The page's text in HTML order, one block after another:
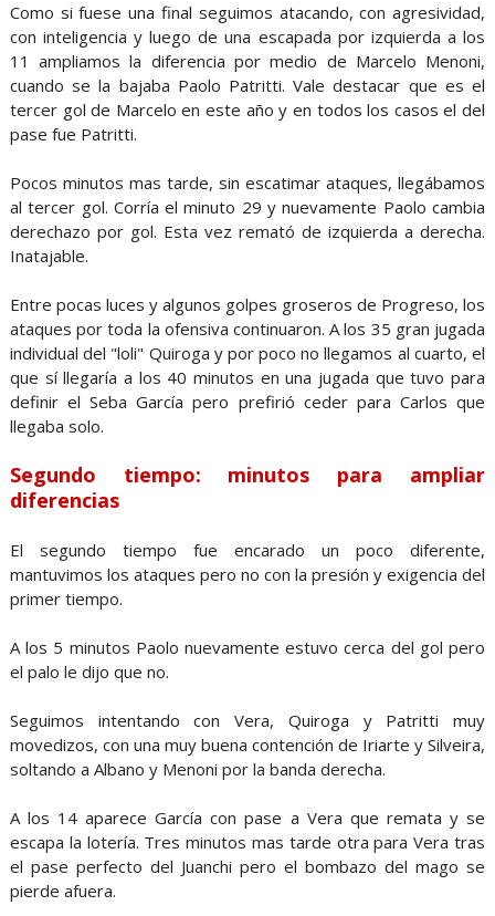
Como si fuese una final seguimos atacando, con agresividad,
con inteligencia y luego de una escapada por izquierda a los
11 ampliamos la diferencia por medio de Marcelo Menoni,
cuando se la bajaba Paolo Patritti. Vale destacar que es el
tercer gol de Marcelo en este año y en todos los casos el del
pase fue Patritti.
Pocos minutos mas tarde, sin escatimar ataques, llegábamos
al tercer gol. Corría el minuto 29 y nuevamente Paolo cambia
derechazo por gol. Esta vez remató de izquierda a derecha.
Inatajable.
Entre pocas luces y algunos golpes groseros de Progreso, los
ataques por toda la ofensiva continuaron. A los 35 gran jugada
individual del "loli" Quiroga y por poco no llegamos al cuarto, el
que sí llegaría a los 40 minutos en una jugada que tuvo para
definir el Seba García pero prefirió ceder para Carlos que
llegaba solo.
Segundo tiempo: minutos para ampliar
diferencias
El segundo tiempo fue encarado un poco diferente,
mantuvimos los ataques pero no con la presión y exigencia del
primer tiempo.
A los 5 minutos Paolo nuevamente estuvo cerca del gol pero
el palo le dijo que no.
Seguimos intentando con Vera, Quiroga y Patritti muy
movedizos, con una muy buena contención de Iriarte y Silveira,
soltando a Albano y Menoni por la banda derecha.
A los 14 aparece García con pase a Vera que remata y se
escapa la lotería. Tres minutos mas tarde otra para Vera tras
el pase perfecto del Juanchi pero el bombazo del mago se
pierde afuera.